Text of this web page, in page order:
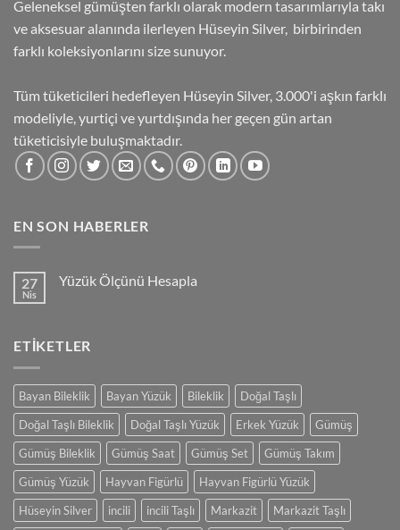
Geleneksel gümüşten farklı olarak modern tasarımlarıyla takı
ve aksesuar alanında ilerleyen Hüseyin Silver, birbirinden
farklı koleksiyonlarını size sunuyor.
Tüm tüketicileri hedefleyen Hüseyin Silver, 3.000'i aşkın farklı
modeliyle, yurtiçi ve yurtdışında her geçen gün artan
tüketicisiyle buluşmaktadır.
EN SON HABERLER
27
Nis
Yüzük Ölçünü Hesapla
Hesapla
ETIKETLER
Bayan Bileklik Bayan Yüzük Bileklik
Doğal Taşlı
Doğal Taşlı Bileklik
Doğal Taşlı Yüzük Erkek Yüzük
Gümüş
Gümüş Bileklik
Gümüş Saat Gümüş Set
Gümüş Takım
Gümüş Yüzük
Hayvan Figürlü
Hayvan Figürlü Yüzük
Hüseyin Silver
incili incili Taşlı Markazit
Markazit Taşlı